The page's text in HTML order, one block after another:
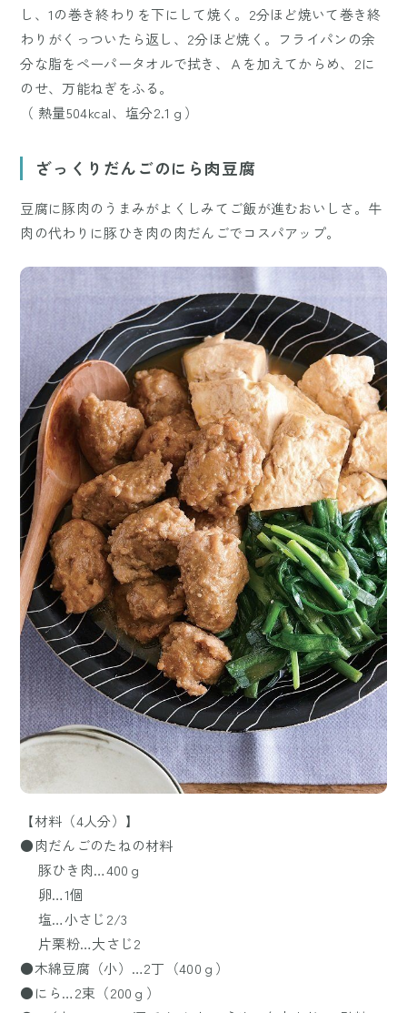
し、1の巻き終わりを下にして焼く。2分ほど焼いて巻き終
わりがくっついたら返し、2分ほど焼く。フライパンの余
分な脂をペーパータオルで拭き、Ａを加えてからめ、2に
のせ、万能ねぎをふる。
（ 熱量504kcal、塩分2.1ｇ）
ざっくりだんごのにら肉豆腐
豆腐に豚肉のうまみがよくしみてご飯が進むおいしさ。牛
肉の代わりに豚ひき肉の肉だんごでコスパアップ。
【材料（4人分）】
●肉だんごのたねの材料
豚ひき肉…400ｇ
卵…1個
塩…小さじ2/3
片栗粉…大さじ2
●木綿豆腐（小）…2丁（400ｇ）
●にら…2束（200ｇ）